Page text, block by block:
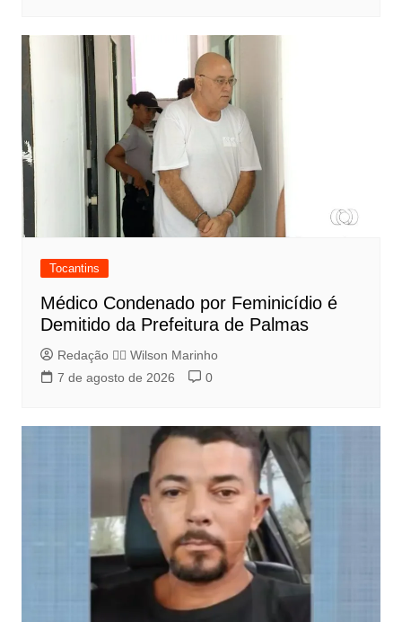
Tocantins
Médico Condenado por Feminicídio é
Demitido da Prefeitura de Palmas
Redação 👨‍⚖️​ Wilson Marinho
7 de agosto de 2026
0